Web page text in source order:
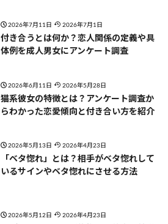
2026年7月11日 2026年7月1日
付き合うとは何か？恋人関係の定義や具
体例を成人男女にアンケート調査
2026年6月11日 2026年5月28日
猫系彼女の特徴とは？アンケート調査か
らわかった恋愛傾向と付き合い方を紹介
2026年5月13日 2026年4月23日
「ベタ惚れ」とは？相手がベタ惚れして
いるサインやベタ惚れにさせる方法
2026年5月12日 2026年4月23日